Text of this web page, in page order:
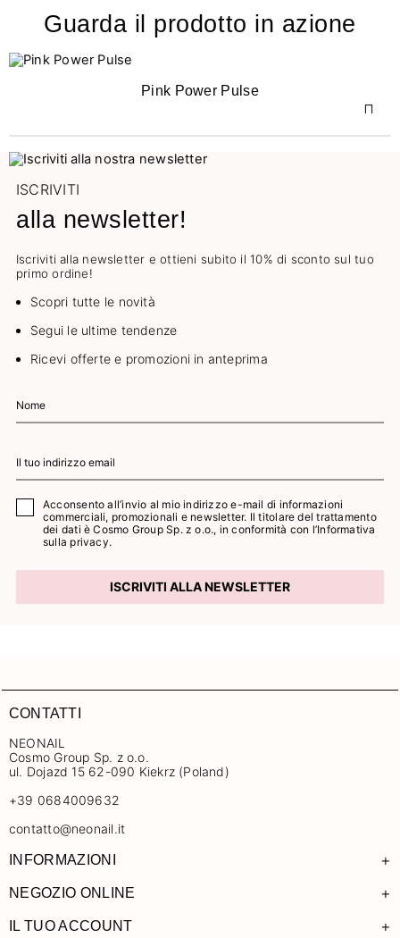
Guarda il prodotto in azione
Pink Power Pulse
ISCRIVITI
alla newsletter!
Iscriviti alla newsletter e ottieni subito il 10% di sconto sul tuo
primo ordine!
Scopri tutte le novità
Segui le ultime tendenze
Ricevi offerte e promozioni in anteprima
Acconsento all’invio al mio indirizzo e-mail di informazioni
commerciali, promozionali e newsletter. Il titolare del trattamento
dei dati è Cosmo Group Sp. z o.o., in conformità con l’Informativa
sulla privacy.
ISCRIVITI ALLA NEWSLETTER
CONTATTI
NEONAIL
Cosmo Group Sp. z o.o.
ul. Dojazd 15 62-090 Kiekrz (Poland)
+39 0684009632
contatto@neonail.it
INFORMAZIONI +
NEGOZIO ONLINE +
IL TUO ACCOUNT +